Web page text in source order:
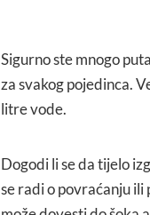
Sigurno ste mnogo
za svakog pojedinca.
litre vode.
Dogodi li se da tijelo
se radi o povraćanju